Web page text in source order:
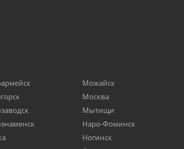
Можайск
Москва
Мытищи
Наро-Фоминск
Ногинск